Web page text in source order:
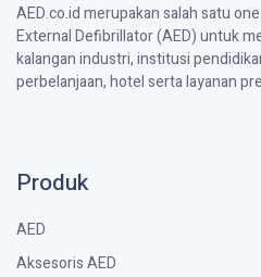
AED.co.id merupakan salah satu
External Defibrillator (AED) untuk
kalangan industri, institusi
perbelanjaan, hotel serta layanan
Produk
AED
Aksesoris AED